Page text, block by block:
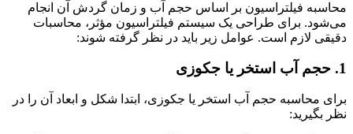
محاسبه فیلتراسیون بر اساس حجم آب و زمان گردش آن انجام
می‌شود. برای طراحی یک سیستم فیلتراسیون مؤثر، محاسبات
دقیقی لازم است. عوامل زیر باید در نظر گرفته شوند:
1. حجم آب استخر یا جکوزی
برای محاسبه حجم آب استخر یا جکوزی، ابتدا شکل و ابعاد آن را در
نظر بگیرید: